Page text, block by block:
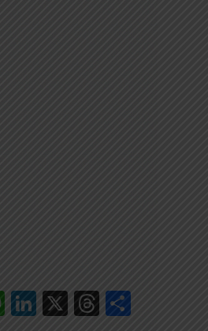
WhatsApp
LinkedIn
X Threads